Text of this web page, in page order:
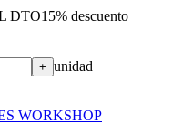
DTO15% descuento
+ unidad
WORKSHOP